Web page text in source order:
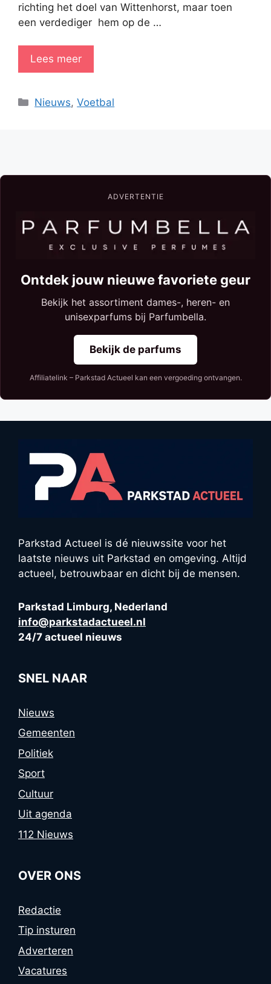
richting het doel van Wittenhorst, maar toen
een verdediger hem op de …
Lees meer
Categorieën
Nieuws,Voetbal
ADVERTENTIE
Ontdek jouw nieuwe favoriete geur
Bekijk het assortiment dames-, heren- en
unisexparfums bij Parfumbella.
Bekijk de parfums
Affiliatelink – Parkstad Actueel kan een vergoeding ontvangen.
Parkstad Actueel is dé nieuwssite voor het
laatste nieuws uit Parkstad en omgeving. Altijd
actueel, betrouwbaar en dicht bij de mensen.
Parkstad Limburg, Nederland
info@parkstadactueel.nl
24/7 actueel nieuws
SNEL NAAR
Nieuws
Gemeenten
Politiek
Sport
Cultuur
Uit agenda
112 Nieuws
OVER ONS
Redactie
Tip insturen
Adverteren
Vacatures